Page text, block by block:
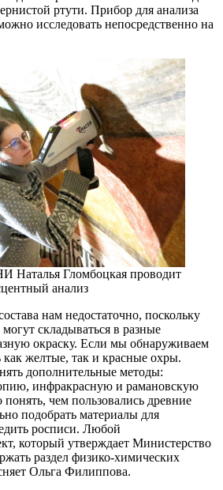
ртути. Прибор для анализа
исследовать непосредственно на
Наталья Гломбоцкая проводит
анализ
нам недостаточно, поскольку
складываться в разные
окраску. Если мы обнаруживаем
как желтые, так и красные охры.
дополнительные методы:
инфракрасную и рамановскую
чем пользовались древние
подобрать материалы для
росписи. Любой
который утверждает Министерство
раздел физико-химических
Ольга Филиппова.